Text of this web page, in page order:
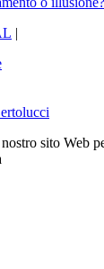
|
sito Web